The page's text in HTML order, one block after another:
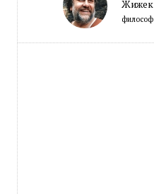
Жижек
философ